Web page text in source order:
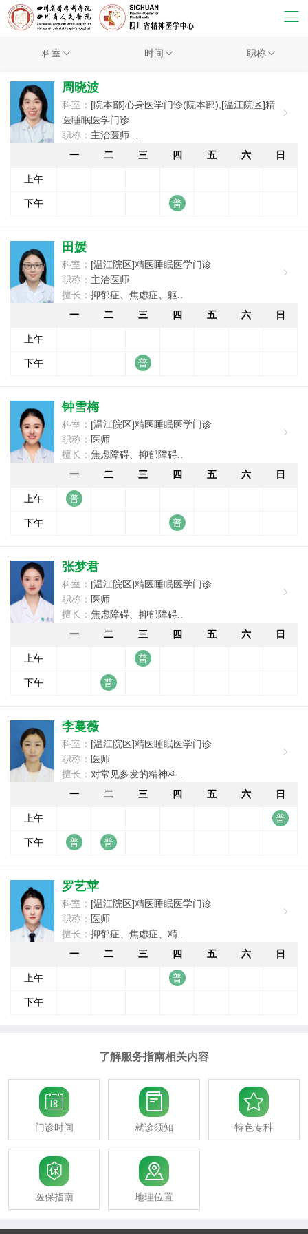
科室 时间 职称
周晓波
科室： [院本部]心身医学门诊(院本部),[温江院区]精
医睡眠医学门诊
职称： 主治医师
焦虑症、抑郁症、失..
一 二 三 四 五 六 日
上午
下午
田媛
科室： [温江院区]精医睡眠医学门诊
职称： 主治医师
擅长： 抑郁症、焦虑症、躯..
一
二 三 四 五 六 日
上午
下午
钟雪梅
科室： [温江院区]精医睡眠医学门诊
职称： 医师
擅长： 焦虑障碍、抑郁障碍..
一
二 三 四 五 六 日
上午
下午
张梦君
科室： [温江院区]精医睡眠医学门诊
职称： 医师
擅长： 焦虑障碍、抑郁障碍..
一
二 三 四 五 六 日
上午
下午
李蔓薇
科室： [温江院区]精医睡眠医学门诊
职称： 医师
擅长： 对常见多发的精神科..
一
二 三 四 五 六 日
上午
下午
罗艺苹
科室： [温江院区]精医睡眠医学门诊
职称： 医师
擅长： 抑郁症、焦虑症、精..
一
二 三 四 五 六 日
上午
下午
了解服务指南相关内容

门诊时间

就诊须知

特色专科

医保指南

地理位置